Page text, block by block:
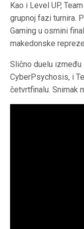
Kao i Level UP,
grupnoj fazi turnira.
Gaming u osmini
makedonske
Slično duelu
CyberPsychosis, i
četvrtfinalu. Snimak